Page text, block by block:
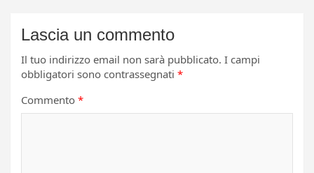
Lascia un commento
Il tuo indirizzo email non sarà pubblicato. I campi
obbligatori sono contrassegnati *
Commento *